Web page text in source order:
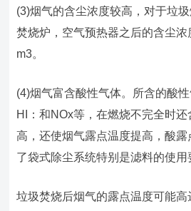
(3)烟气的含尘浓度较高，对于垃
焚烧炉，空气预热器之后的含尘浓
m3。
(4)烟气富含酸性气体。所含的酸
HI：和NOx等，在燃烧不完全时
高，还使烟气露点温度提高，酸
了袋式除尘系统特别是滤料的使用
垃圾焚烧后烟气的露点温度可能